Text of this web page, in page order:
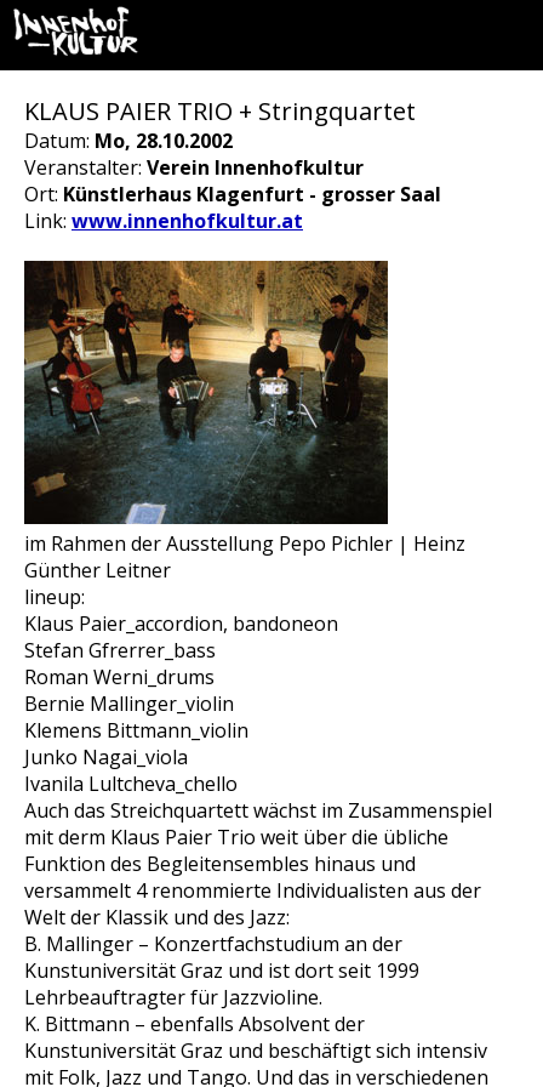
KLAUS PAIER TRIO + Stringquartet
Datum: Mo, 28.10.2002
Veranstalter: Verein Innenhofkultur
Ort: Künstlerhaus Klagenfurt - grosser Saal
Link: www.innenhofkultur.at
im Rahmen der Ausstellung Pepo Pichler | Heinz
Günther Leitner
lineup:
Klaus Paier_accordion, bandoneon
Stefan Gfrerrer_bass
Roman Werni_drums
Bernie Mallinger_violin
Klemens Bittmann_violin
Junko Nagai_viola
Ivanila Lultcheva_chello
Auch das Streichquartett wächst im Zusammenspiel
mit derm Klaus Paier Trio weit über die übliche
Funktion des Begleitensembles hinaus und
versammelt 4 renommierte Individualisten aus der
Welt der Klassik und des Jazz:
B. Mallinger – Konzertfachstudium an der
Kunstuniversität Graz und ist dort seit 1999
Lehrbeauftragter für Jazzvioline.
K. Bittmann – ebenfalls Absolvent der
Kunstuniversität Graz und beschäftigt sich intensiv
mit Folk, Jazz und Tango. Und das in verschiedenen